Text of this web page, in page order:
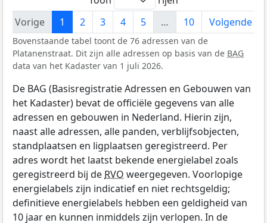
Vorige
1 2 3 4 5 … 10 Volgende
Bovenstaande tabel toont de 76 adressen van de
Platanenstraat. Dit zijn alle adressen op basis van de BAG
data van het Kadaster van 1 juli 2026.
De BAG (Basisregistratie Adressen en Gebouwen van
het Kadaster) bevat de officiële gegevens van alle
adressen en gebouwen in Nederland. Hierin zijn,
naast alle adressen, alle panden, verblijfsobjecten,
standplaatsen en ligplaatsen geregistreerd. Per
adres wordt het laatst bekende energielabel zoals
geregistreerd bij de RVO weergegeven. Voorlopige
energielabels zijn indicatief en niet rechtsgeldig;
definitieve energielabels hebben een geldigheid van
10 jaar en kunnen inmiddels zijn verlopen. In de